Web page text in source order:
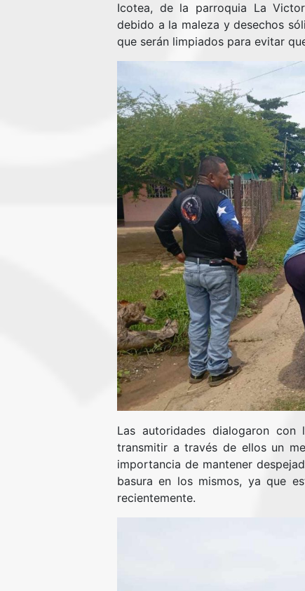
Icotea, de la parroquia La
debido a la maleza y desechos
que serán limpiados para evitar
Las autoridades dialogaron
transmitir a través de ellos un
importancia de mantener
basura en los mismos, ya que
recientemente.